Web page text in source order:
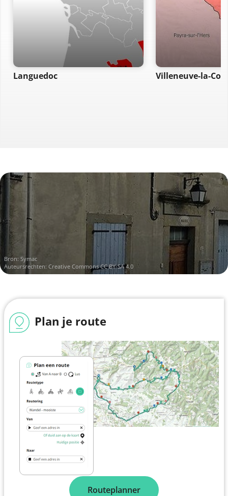
Languedoc Villeneuve-la-
Bron: Symac
Auteursrechten: Creative Commons CC BY-SA 4.0
Plan je route
Routeplanner